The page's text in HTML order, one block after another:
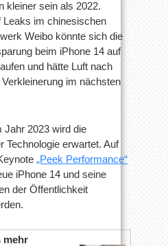
kleiner sein als 2022.
Leaks im chinesischen
Weibo könnte sich die
beim iPhone 14 auf
und hätte Luft nach
im nächsten
Jahr 2023 wird die
Technologie erwartet. Auf
„Peek Performance“
iPhone 14 und seine
der Öffentlichkeit
mehr